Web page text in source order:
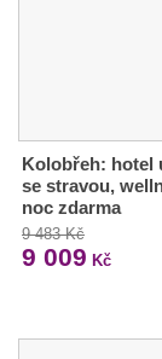
Kolobřeh: hotel
se stravou,
noc zdarma
9 483 Kč
9 009 Kč